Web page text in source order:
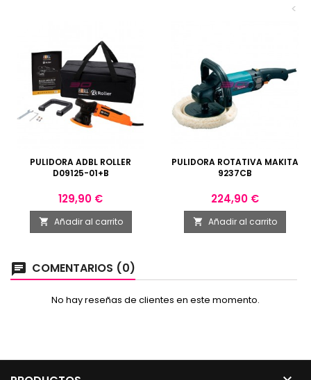
<
PULIDORA ADBL ROLLER
D09125-01+B
Precio
129,90 €
 Añadir al carrito
PULIDORA ROTATIVA MAKITA
9237CB
Precio
224,90 €
 Añadir al carrito
chat COMENTARIOS (0)
No hay reseñas de clientes en este momento.